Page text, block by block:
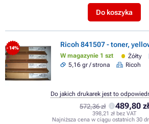
Do koszyka
- 14% Ricoh 841507 - toner,
W magazynie 1 szt Żółty
5,16 gr / strona
Ricoh
572,36 zł 489,80 zł
398,21 zł bez VAT
Najniższa cena w ciągu ostatnich 30
Do jakich drukarek jest to